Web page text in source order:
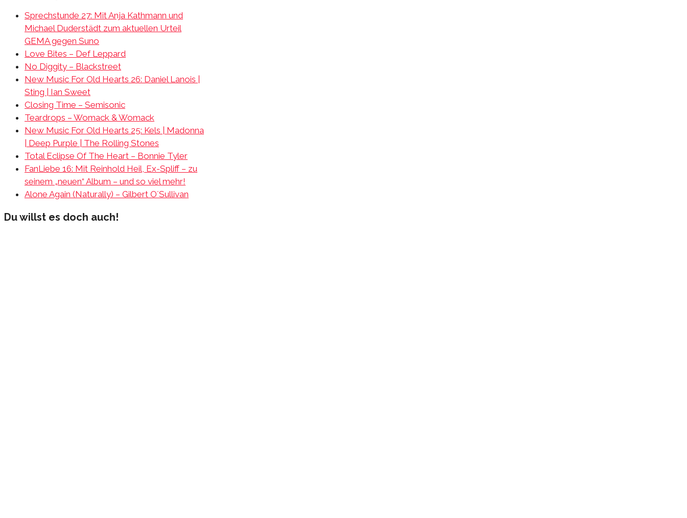
Sprechstunde 27: Mit Anja Kathmann und
Michael Duderstädt zum aktuellen Urteil
GEMA gegen Suno
Love Bites – Def Leppard
No Diggity – Blackstreet
New Music For Old Hearts 26: Daniel Lanois |
Sting | Ian Sweet
Closing Time – Semisonic
Teardrops – Womack & Womack
New Music For Old Hearts 25: Kels | Madonna
| Deep Purple | The Rolling Stones
Total Eclipse Of The Heart – Bonnie Tyler
FanLiebe 16: Mit Reinhold Heil, Ex-Spliff – zu
seinem „neuen“ Album – und so viel mehr!
Alone Again (Naturally) – Gilbert O´Sullivan
Du willst es doch auch!